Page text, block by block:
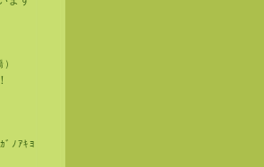
ﾞﾉｱｷﾖ